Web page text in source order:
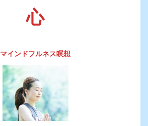
心
マインドフルネス瞑想